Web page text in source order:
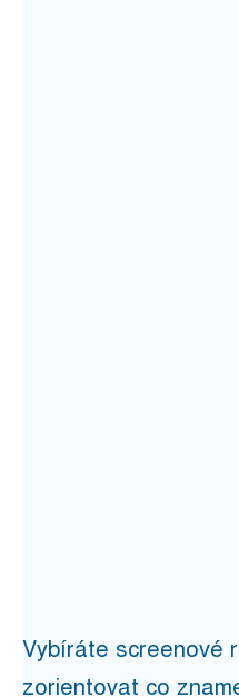
Vybíráte screenové
zorientovat co